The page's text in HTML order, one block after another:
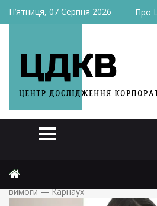
П’ятниця, 07 Серпня 2026 Про
ПДВ для ФОПів. У меморандумі МВФ
вимоги — Карнаух